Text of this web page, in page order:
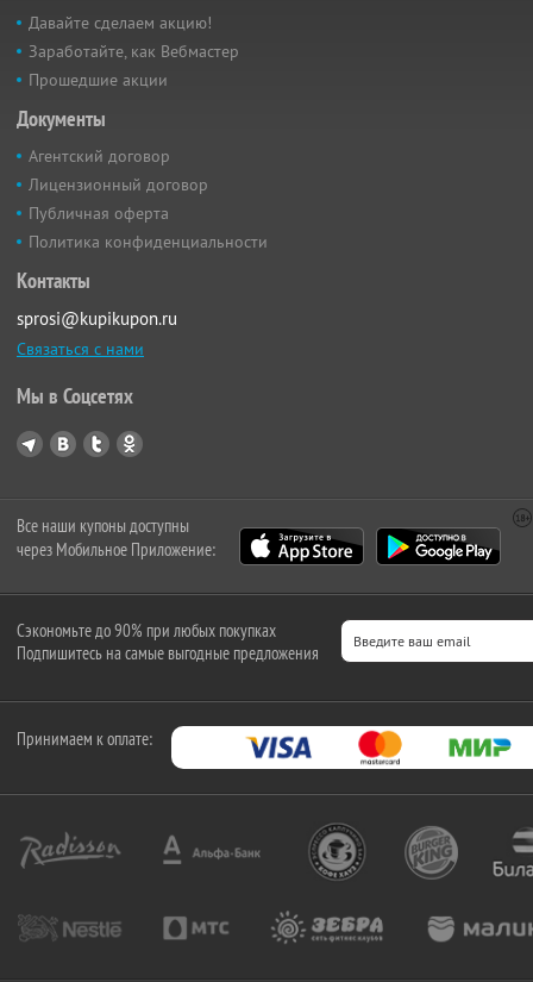
Давайте сделаем акцию!
Заработайте, как Вебмастер
Прошедшие акции
Документы
Агентский договор
Лицензионный договор
Публичная оферта
Политика конфиденциальности
Контакты
sprosi@kupikupon.ru
Связаться с нами
Мы в Соцсетях
Все наши купоны доступны
через Мобильное Приложение:
Сэкономьте до 90% при любых покупках
Подпишитесь на самые выгодные предложения
Принимаем к оплате: